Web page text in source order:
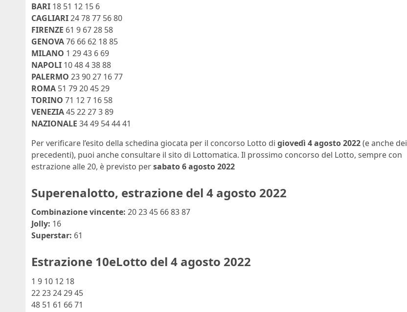
BARI 18 51 12 15 6
CAGLIARI24 78 77 56 80
FIRENZE 61 9 67 28 58
GENOVA76 66 62 18 85
MILANO 1 29 43 6 69
NAPOLI 10 48 4 38 88
PALERMO 23 90 27 16 77
ROMA 51 79 20 45 29
TORINO 71 12 7 16 58
VENEZIA45 22 27 3 89
NAZIONALE 34 49 54 44 41
Per verificare l’esito della schedina giocata per il concorso Lotto di giovedì 4 agosto 2022(e anche dei
precedenti), puoi anche consultare il sito di Lottomatica. Il prossimo concorso del Lotto, sempre con
estrazione alle 20, è previsto persabato 6 agosto 2022
Superenalotto, estrazione del 4 agosto 2022
Combinazione vincente: 20 23 45 66 83 87
Jolly: 16
Superstar: 61
Estrazione 10eLotto del 4 agosto 2022
1 9 10 12 18
22 23 24 29 45
48 51 61 66 71